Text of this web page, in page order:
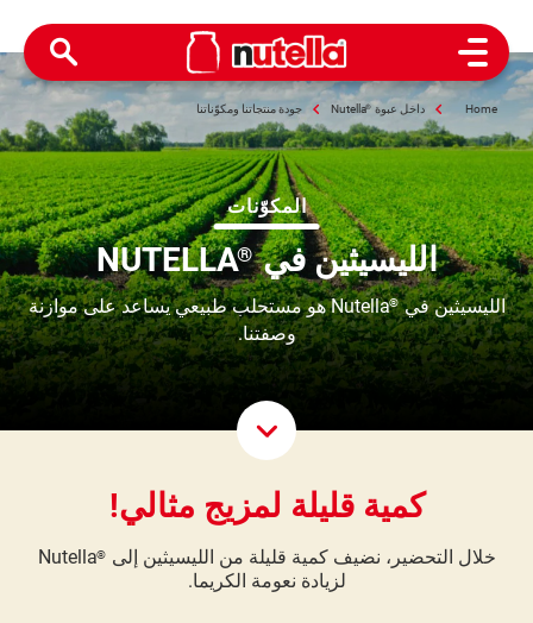
Home داخل عبوة ®
Nutella جودة منتجاتنا ومكوّناتنا
المكوّنات
الليسيثين في NUTELLA®
الليسيثين في®
Nutella هو مستحلب طبيعي يساعد على موازنة
وصفتنا.
Down
كمية قليلة لمزيج مثالي!
خلال التحضير، نضيف كمية قليلة من الليسيثين إلى ®
Nutella
لزيادة نعومة الكريما.